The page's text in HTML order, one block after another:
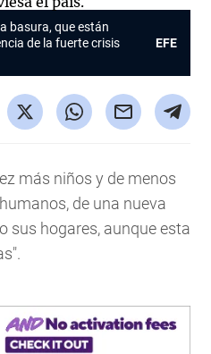
basura, que están
de la fuerte crisis
EFE
más niños y de menos
de una nueva
sus hogares, aunque esta